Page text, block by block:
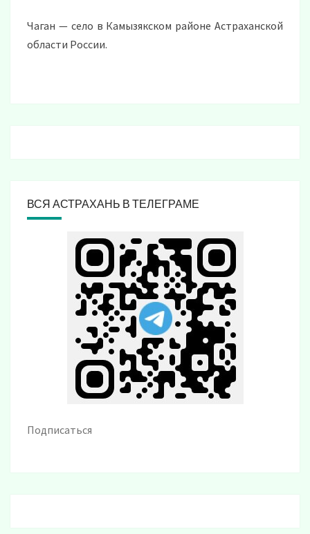
Чаган — село в Камызякском районе Астраханской
области России.
ВСЯ АСТРАХАНЬ В ТЕЛЕГРАМЕ
Подписаться